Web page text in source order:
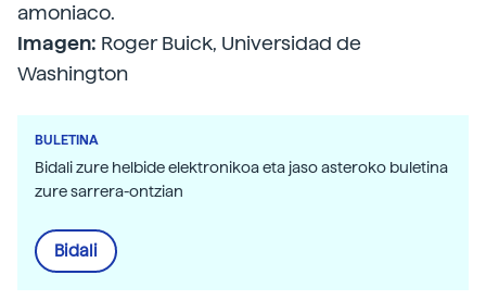
amoniaco.
Imagen: Roger Buick, Universidad de
Washington
BULETINA
Bidali zure helbide elektronikoa eta jaso asteroko buletina
zure sarrera-ontzian
Bidali